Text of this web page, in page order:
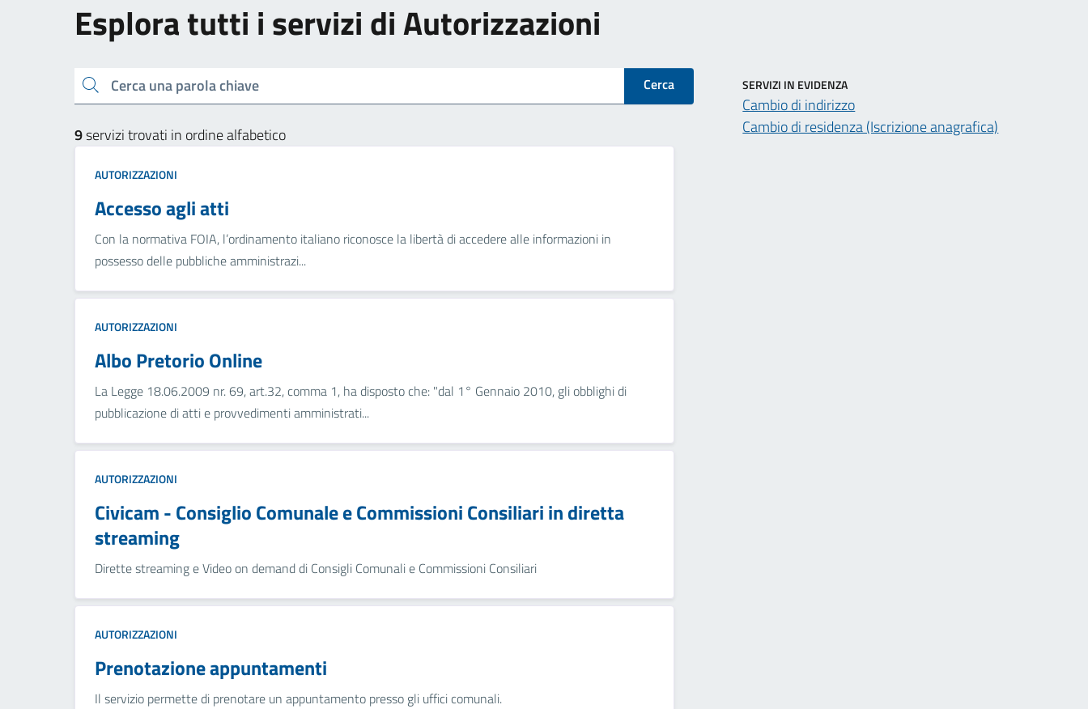
Esplora tutti i servizi di Autorizzazioni
Cerca una parola chiave Cerca
9servizi trovati in ordine alfabetico
AUTORIZZAZIONI
Accesso agli atti
Con la normativa FOIA, l’ordinamento italiano riconosce la libertà di accedere alle informazioni in
possesso delle pubbliche amministrazi...
AUTORIZZAZIONI
Albo Pretorio Online
La Legge 18.06.2009 nr. 69, art.32, comma 1, ha disposto che: "dal 1° Gennaio 2010, gli obblighi di
pubblicazione di atti e provvedimenti amministrati...
AUTORIZZAZIONI
Civicam - Consiglio Comunale e Commissioni Consiliari in diretta
streaming
Dirette streaming e Video on demand di Consigli Comunali e Commissioni Consiliari
AUTORIZZAZIONI
Prenotazione appuntamenti
Il servizio permette di prenotare un appuntamento presso gli uffici comunali.
SERVIZI IN EVIDENZA
Cambio di indirizzo
Cambio di residenza (Iscrizione anagrafica)